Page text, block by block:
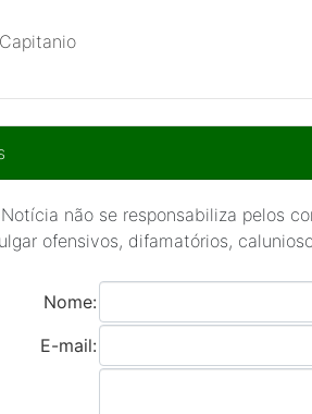
não se responsabiliza pelos
ofensivos, difamatórios,
Nome:
E-mail: